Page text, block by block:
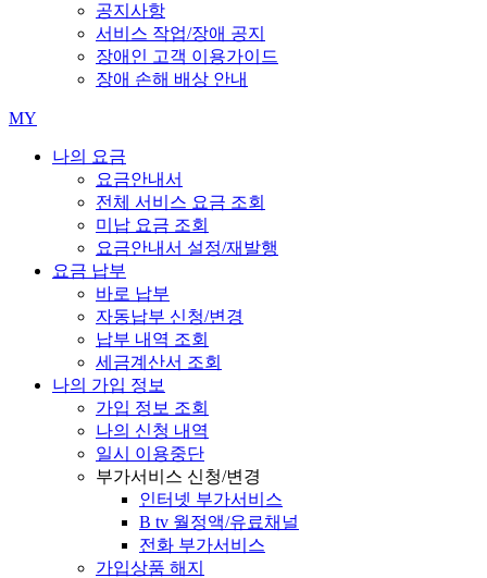
공지사항
서비스 작업/장애 공지
장애인 고객 이용가이드
장애 손해 배상 안내
MY
나의 요금
요금안내서
전체 서비스 요금 조회
미납 요금 조회
요금안내서 설정/재발행
요금 납부
바로 납부
자동납부 신청/변경
납부 내역 조회
세금계산서 조회
나의 가입 정보
가입 정보 조회
나의 신청 내역
일시 이용중단
부가서비스 신청/변경
인터넷 부가서비스
B tv 월정액/유료채널
전화 부가서비스
가입상품 해지